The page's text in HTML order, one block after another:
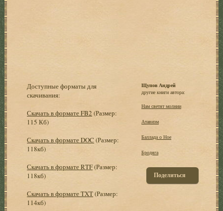
Доступные форматы для
скачивания:
Скачать в формате FB2 (Размер:
115 Кб)
Скачать в формате DOC (Размер:
118кб)
Скачать в формате RTF(Размер:
118кб)
Скачать в формате TXT(Размер:
114кб)
Щупов Андрей
другие книги автора:
Hам светят молнии
Атавизм
Баллада о Ное
Бродяга
Поделиться